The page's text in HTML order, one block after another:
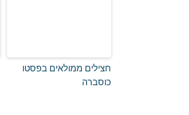
חצילים ממולאים בפסטו
כוסברה